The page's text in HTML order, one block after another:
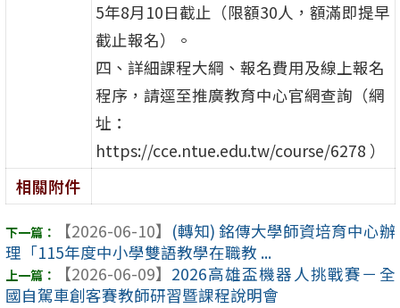
5年8月10日截止（限額30人，額滿即提早
截止報名）。
四、詳細課程大綱、報名費用及線上報名
程序，請逕至推廣教育中心官網查詢（網
址：
https://cce.ntue.edu.tw/course/6278 ）
相關附件
【2026-06-10】 (轉知) 銘傳大學師資培育中心辦
理「115年度中小學雙語教學在職教 ...
【2026-06-09】 2026高雄盃機器人挑戰賽－全
國自駕車創客賽教師研習暨課程說明會